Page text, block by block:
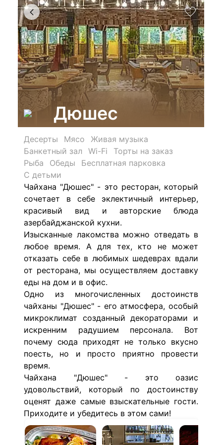
Дюшес
Десерты Мясо
Живая музыка
Банкетный зал
Wi-Fi
Торты на заказ
Рыба
Обеды
Бесплатная парковка
С детьми
Чайхана "Дюшес" - это ресторан, который
сочетает в себе эклектичный интерьер,
красивый вид и авторские блюда
азербайджанской кухни.
Изысканные лакомства можно отведать в
любое время. А для тех, кто не может
отказать себе в любимых шедеврах вдали
от ресторана, мы осуществляем доставку
еды на дом и в офис.
Одно из многочисленных достоинств
чайханы "Дюшес" - его атмосфера, особый
микроклимат созданный декораторами и
искренним радушием персонала. Вот
почему сюда приходят не только вкусно
поесть, но и просто приятно провести
время.
Чайхана "Дюшес" - это оазис
удовольствий, который по достоинству
оценят даже самые взыскательные гости.
Приходите и убедитесь в этом сами!